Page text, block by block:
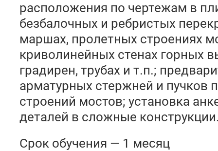
расположения по чертежам в
безбалочных и ребристых
маршах, пролетных строениях
криволинейных стенах горных
градирен, трубах и т.п.;
арматурных стержней и пучков
строений мостов; установка
деталей в сложные
Срок обучения — 1 месяц